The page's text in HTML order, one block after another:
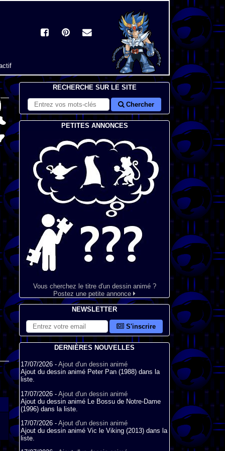
RECHERCHE SUR LE SITE
Chercher
PETITES ANNONCES
Vous cherchez le titre d'un dessin animé ?
Postez une petite annonce
NEWSLETTER
S'inscrire
DERNIÈRES NOUVELLES
17/07/2026 - Ajout d'un dessin animé
Ajout du dessin animé Peter Pan (1988) dans la
liste.
17/07/2026 - Ajout d'un dessin animé
Ajout du dessin animé Le Bossu de Notre-Dame
(1996) dans la liste.
17/07/2026 - Ajout d'un dessin animé
Ajout du dessin animé Vic le Viking (2013) dans la
liste.